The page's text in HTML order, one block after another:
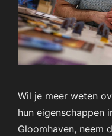
Wil je meer weten
hun eigenschappen
Gloomhaven, neem